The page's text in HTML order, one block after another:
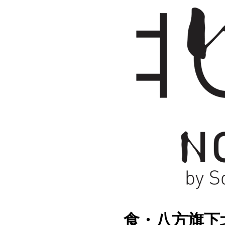
食・八方旗下